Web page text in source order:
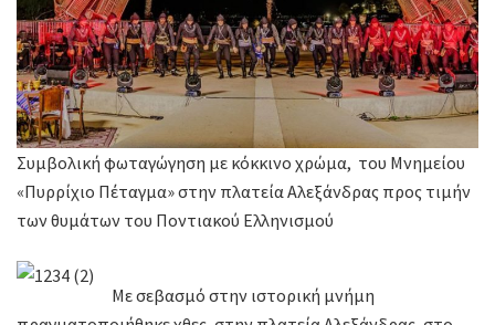
Συμβολική φωταγώγηση με κόκκινο χρώμα, του Μνημείου
«Πυρρίχιο Πέταγμα» στην πλατεία Αλεξάνδρας προς τιμήν
των θυμάτων του Ποντιακού Ελληνισμού
Με σεβασμό στην ιστορική μνήμη